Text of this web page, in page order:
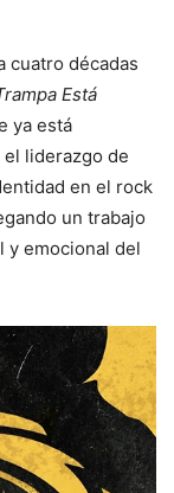
cuatro décadas
Está
ya está
liderazgo de
en el rock
un trabajo
y emocional del